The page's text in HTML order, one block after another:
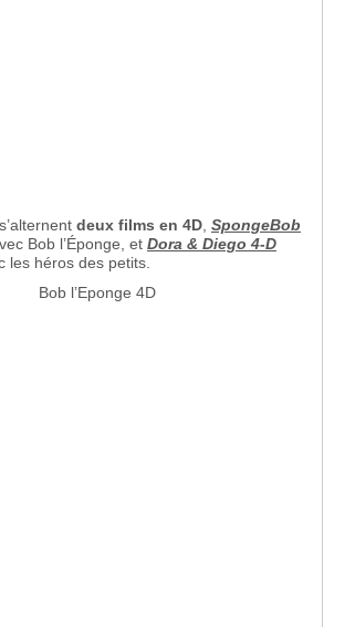
s’alternent deux films en 4D SpongeBob
Bob l’Éponge, et Dora & Diego 4-D
les héros des petits.
Bob l’Eponge 4D